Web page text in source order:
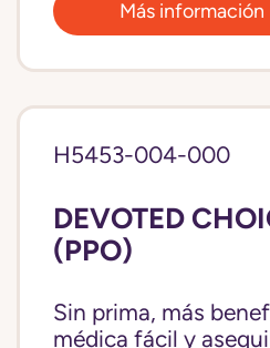
Más información
H5453-004-000
DEVOTED
(PPO)
Sin prima, más
médica fácil y